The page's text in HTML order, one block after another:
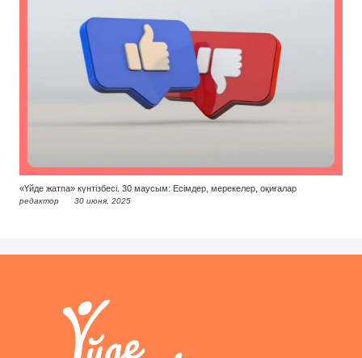
«Үйде жатпа» күнтізбесі. 30 маусым: Есімдер, мерекелер, оқиғалар
редактор 30 июня, 2025